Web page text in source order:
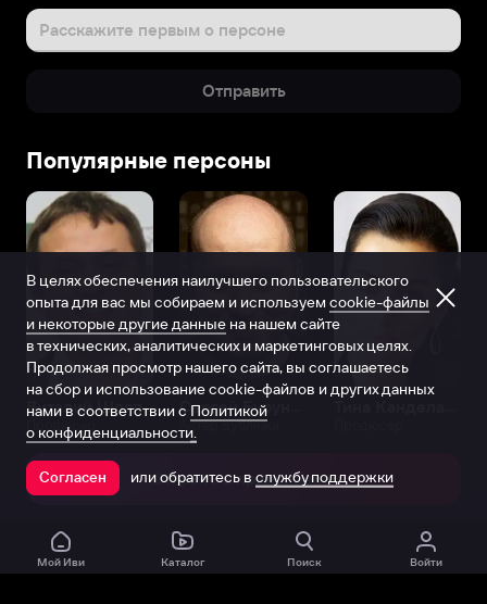
Расскажите первым о персоне
Отправить
Популярные персоны
Виталий Шляппо
Продюсер Актёр дубляжа
Открыть в приложении
Мой Иви Каталог Поиск Войти
В целях обеспечения наилучшего пользовательского
опыта для вас мы собираем и используем cookie-файлы
и некоторые другие данные на нашем сайте
в технических, аналитических и маркетинговых целях.
Продолжая просмотр нашего сайта, вы соглашаетесь
на сбор и использование cookie-файлов и других данных
нами в соответствии с Политикой
о конфиденциальности.
Согласен или обратитесь в службу поддержки